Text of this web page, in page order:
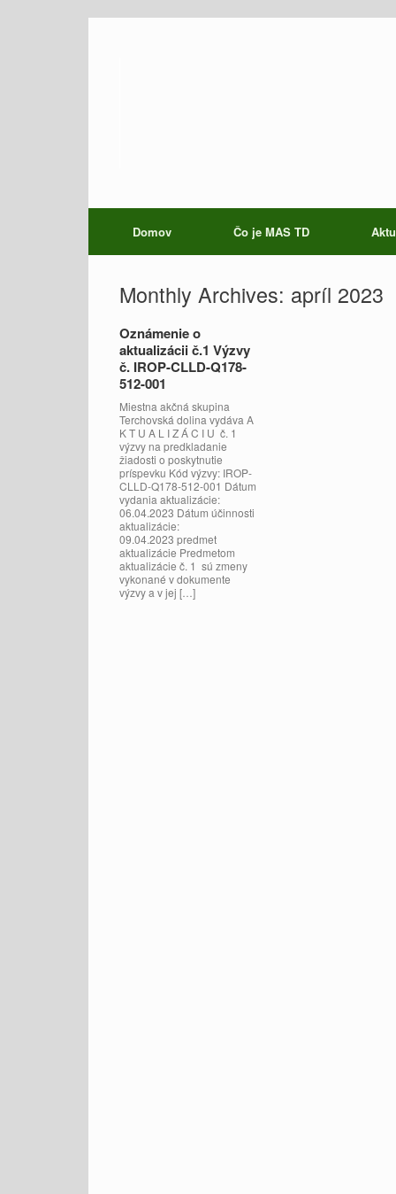
Domov Čo je MAS TD
Monthly Archives: apríl 2023
Oznámenie o
aktualizácii č.1 Výzvy
č. IROP-CLLD-Q178-
512-001
Miestna akčná skupina
Terchovská dolina vydáva A
K T U A L I Z Á C I U č. 1
výzvy na predkladanie
žiadosti o poskytnutie
príspevku Kód výzvy: IROP-
CLLD-Q178-512-001 Dátum
vydania aktualizácie:
06.04.2023 Dátum účinnosti
aktualizácie:
09.04.2023 predmet
aktualizácie Predmetom
aktualizácie č. 1 sú zmeny
vykonané v dokumente
výzvy a v jej […]